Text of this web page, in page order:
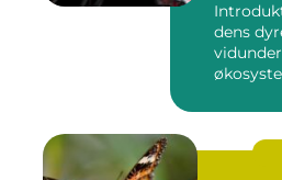
dens dyreliv